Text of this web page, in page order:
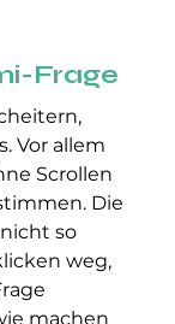
Frage
Vor allem
Scrollen
Die
so
weg,
machen